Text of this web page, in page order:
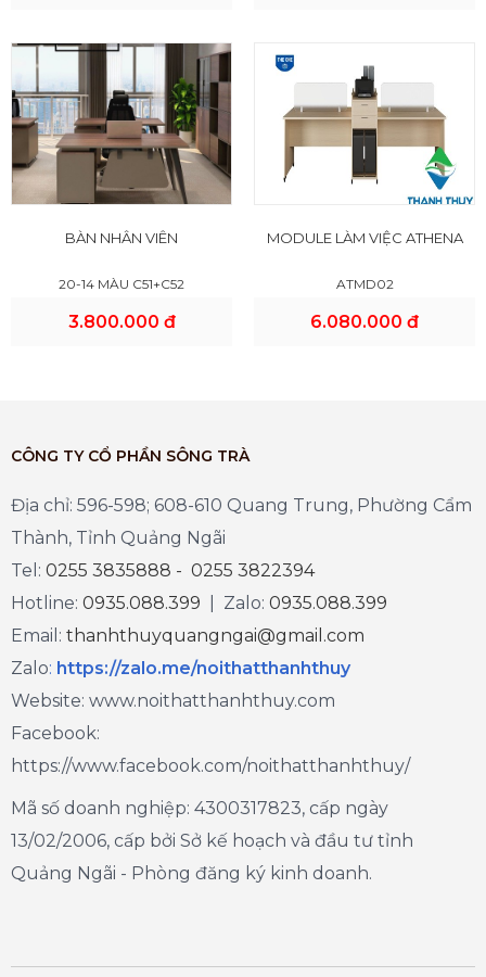
BÀN NHÂN VIÊN
20-14 MÀU C51+C52
3.800.000 đ
MODULE LÀM VIỆC ATHENA
ATMD02
6.080.000 đ
CÔNG TY CỔ PHẦN SÔNG TRÀ
Địa chỉ: 596-598; 608-610 Quang Trung, Phường Cẩm
Thành, Tỉnh Quảng Ngãi
Tel: 0255 3835888 - 0255 3822394
Hotline: 0935.088.399 | Zalo: 0935.088.399
Email: thanhthuyquangngai@gmail.com
Zalo: https://zalo.me/noithatthanhthuy
Website: www.noithatthanhthuy.com
Facebook:
https://www.facebook.com/noithatthanhthuy/
Mã số doanh nghiệp: 4300317823, cấp ngày
13/02/2006, cấp bởi Sở kế hoạch và đầu tư tỉnh
Quảng Ngãi - Phòng đăng ký kinh doanh.